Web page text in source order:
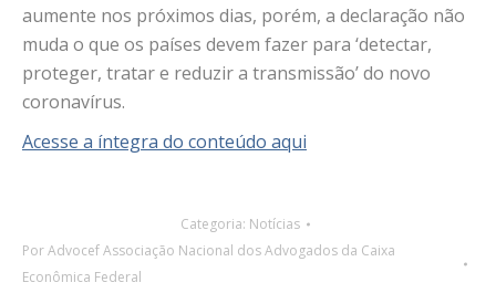
aumente nos próximos dias, porém, a declaração não
muda o que os países devem fazer para ‘detectar,
proteger, tratar e reduzir a transmissão’ do novo
coronavírus.
Acesse a íntegra do conteúdo aqui
Categoria: Notícias
PorAdvocef Associação Nacional dos Advogados da Caixa
Econômica Federal